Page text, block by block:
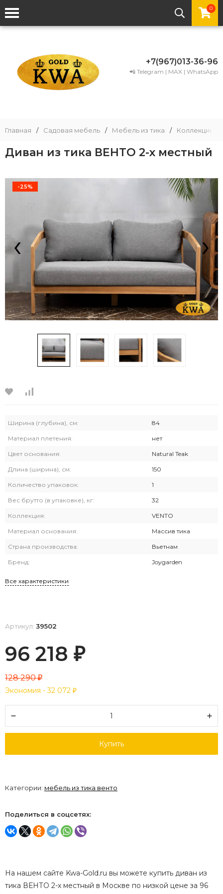
0
+7(967)013-36-96
📲 Telegram | MAX | WhatsApp
Главная / Садовая мебель / Мебель из тика / Коллекции
Диван из тика ВЕНТО 2-х местный
-25%
‹ ›
Ширина (глубина), см: 84
Материал плетения: нет
Цвет основания: Natural Teak
Длина (ширина), см: 150
Количество упаковок: 1
Вес брутто (в упаковке), кг: 32
Коллекция: VENTO
Материал основания: Массив тика
Страна производства: Вьетнам
Бренд: Joygarden
Все характеристики
Артикул: 39502
96 218 ₽
128 290₽
Экономия -32 072 ₽
Купить
Категории: мебель из тика венто
Поделиться в соцсетях:
На нашем сайте Kwa-Gold.ru вы можете купить диван из
тика ВЕНТО 2-х местный в Москве по низкой цене за 96